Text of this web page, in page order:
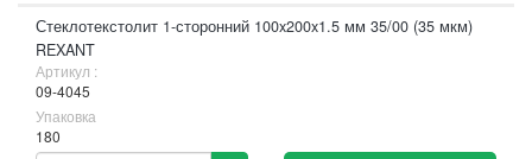
Стеклотекстолит 1-сторонний 100x200x1.5 мм 35/00 (35 мкм)
REXANT
Артикул :
09-4045
Упаковка
180